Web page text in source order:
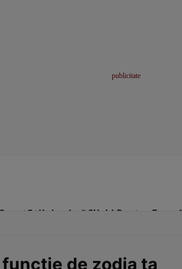
SportStil de viațăClick! Pentru Femei
de zodia ta